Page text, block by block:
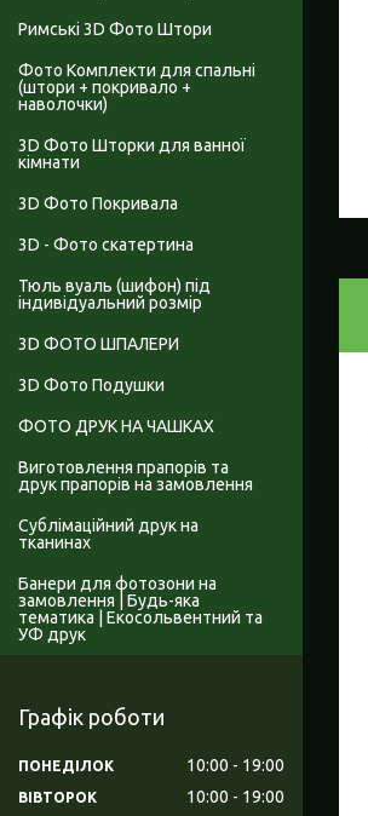
Римські 3D Фото Штори
Фото Комплекти для спальні
(штори + покривало +
наволочки)
3D Фото Шторки для ванної
кімнати
3D Фото Покривала
3D - Фото скатертина
Тюль вуаль (шифон) під
індивідуальний розмір
3D ФОТО ШПАЛЕРИ
3D Фото Подушки
ФОТО ДРУК НА ЧАШКАХ
Виготовлення прапорів та
друк прапорів на замовлення
Сублімаційний друк на
тканинах
Банери для фотозони на
замовлення | Будь-яка
тематика | Екосольвентний та
УФ друк
Графік роботи
ПОНЕДІЛОК 10:00 19:00
ВІВТОРОК 10:00 19:00